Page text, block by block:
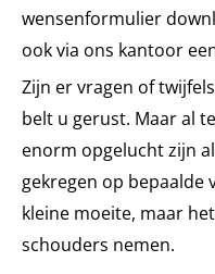
wensenformulier
ook via ons kantoor
Zijn er vragen of
belt u gerust. Maar al
enorm opgelucht zijn
gekregen op bepaalde
kleine moeite, maar
schouders nemen.